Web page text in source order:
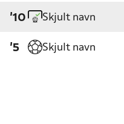
'10 Skjult navn
'5 Skjult navn